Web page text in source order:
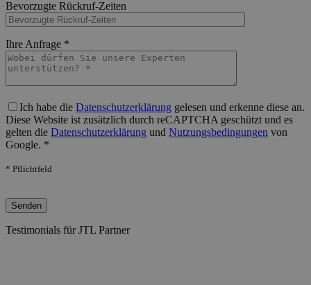
Bevorzugte Rückruf-Zeiten
Ihre Anfrage *
Ich habe die Datenschutzerklärung gelesen und erkenne diese an.
Diese Website ist zusätzlich durch reCAPTCHA geschützt und es
gelten die Datenschutzerklärung und Nutzungsbedingungen von
Google. *
* Pflichtfeld
Testimonials für JTL Partner